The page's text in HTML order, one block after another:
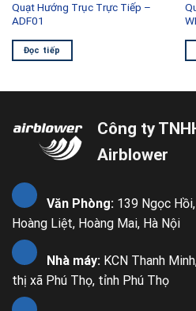
Quạt Hướng Trục Trực Tiếp –
ADF01
Đọc tiếp
Công ty
Airblower
Văn Phòng: 139 Ngọc Hồi,
Hoàng Liệt, Hoàng Mai, Hà Nội
Nhà máy: KCN Thanh
thị xã Phú Thọ, tỉnh Phú Thọ